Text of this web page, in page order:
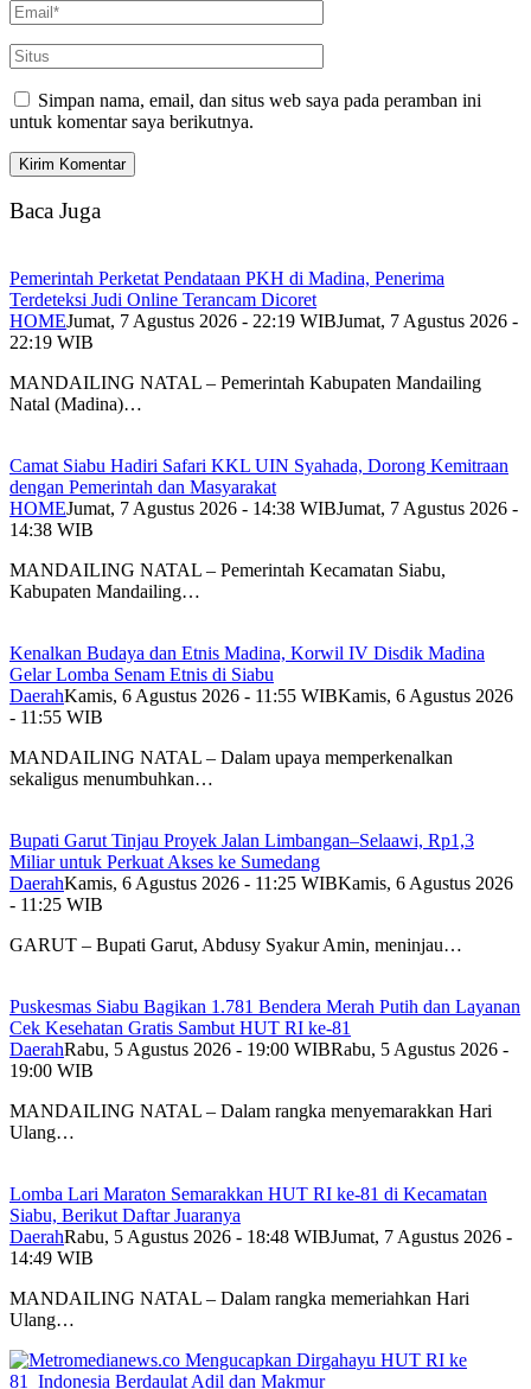
Simpan nama, email, dan situs web saya pada peramban ini
untuk komentar saya berikutnya.
Baca Juga
Pemerintah Perketat Pendataan PKH di Madina, Penerima
Terdeteksi Judi Online Terancam Dicoret
HOMEJumat, 7 Agustus 2026 - 22:19 WIBJumat, 7 Agustus 2026 -
22:19 WIB
MANDAILING NATAL – Pemerintah Kabupaten Mandailing
Natal (Madina)…
Camat Siabu Hadiri Safari KKL UIN Syahada, Dorong Kemitraan
dengan Pemerintah dan Masyarakat
HOMEJumat, 7 Agustus 2026 - 14:38 WIBJumat, 7 Agustus 2026 -
14:38 WIB
MANDAILING NATAL – Pemerintah Kecamatan Siabu,
Kabupaten Mandailing…
Kenalkan Budaya dan Etnis Madina, Korwil IV Disdik Madina
Gelar Lomba Senam Etnis di Siabu
DaerahKamis, 6 Agustus 2026 - 11:55 WIBKamis, 6 Agustus 2026
- 11:55 WIB
MANDAILING NATAL – Dalam upaya memperkenalkan
sekaligus menumbuhkan…
Bupati Garut Tinjau Proyek Jalan Limbangan–Selaawi, Rp1,3
Miliar untuk Perkuat Akses ke Sumedang
DaerahKamis, 6 Agustus 2026 - 11:25 WIBKamis, 6 Agustus 2026
- 11:25 WIB
GARUT – Bupati Garut, Abdusy Syakur Amin, meninjau…
Puskesmas Siabu Bagikan 1.781 Bendera Merah Putih dan Layanan
Cek Kesehatan Gratis Sambut HUT RI ke-81
DaerahRabu, 5 Agustus 2026 - 19:00 WIBRabu, 5 Agustus 2026 -
19:00 WIB
MANDAILING NATAL – Dalam rangka menyemarakkan Hari
Ulang…
Lomba Lari Maraton Semarakkan HUT RI ke-81 di Kecamatan
Siabu, Berikut Daftar Juaranya
DaerahRabu, 5 Agustus 2026 - 18:48 WIBJumat, 7 Agustus 2026 -
14:49 WIB
MANDAILING NATAL – Dalam rangka memeriahkan Hari
Ulang…